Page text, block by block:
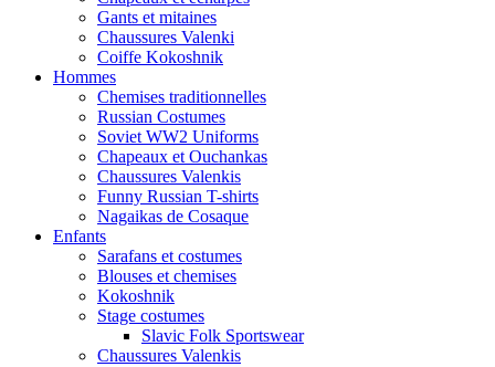
Gants et mitaines
Chaussures Valenki
Coiffe Kokoshnik
Hommes
Chemises traditionnelles
Russian Costumes
Soviet WW2 Uniforms
Chapeaux et Ouchankas
Chaussures Valenkis
Funny Russian T-shirts
Nagaikas de Cosaque
Enfants
Sarafans et costumes
Blouses et chemises
Kokoshnik
Stage costumes
Slavic Folk Sportswear
Chaussures Valenkis